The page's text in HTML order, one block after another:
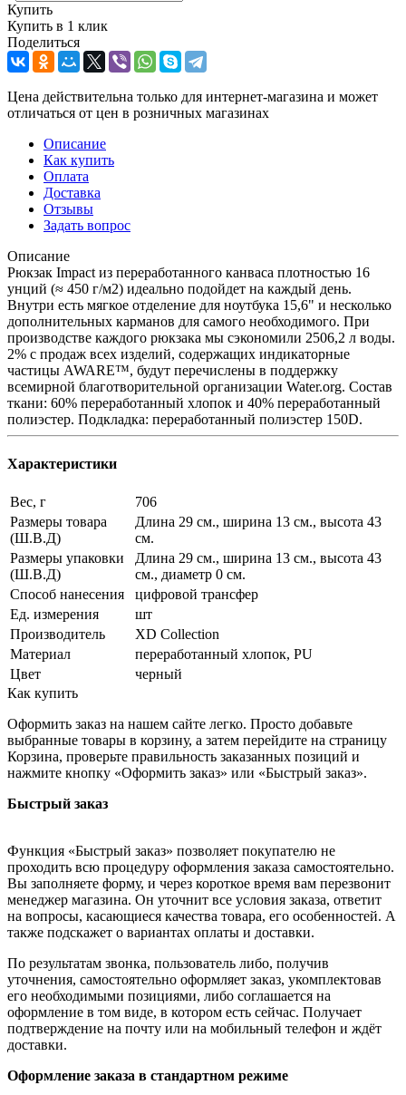
Купить
Купить в 1 клик
Поделиться
Цена действительна только для интернет-магазина и может
отличаться от цен в розничных магазинах
Описание
Как купить
Оплата
Доставка
Отзывы
Задать вопрос
Описание
Рюкзак Impact из переработанного канваса плотностью 16
унций (≈ 450 г/м2) идеально подойдет на каждый день.
Внутри есть мягкое отделение для ноутбука 15,6" и несколько
дополнительных карманов для самого необходимого. При
производстве каждого рюкзака мы сэкономили 2506,2 л воды.
2% с продаж всех изделий, содержащих индикаторные
частицы AWARE™, будут перечислены в поддержку
всемирной благотворительной организации Water.org. Состав
ткани: 60% переработанный хлопок и 40% переработанный
полиэстер. Подкладка: переработанный полиэстер 150D.
Характеристики
Вес, г
706
Размеры товара
(Ш.В.Д)
Длина 29 см., ширина 13 см., высота 43
см.
Размеры упаковки
(Ш.В.Д)
Длина 29 см., ширина 13 см., высота 43
см., диаметр 0 см.
Способ нанесения
цифровой трансфер
Ед. измерения
шт
Производитель
XD Collection
Материал
переработанный хлопок, PU
Цвет
черный
Как купить
Оформить заказ на нашем сайте легко. Просто добавьте
выбранные товары в корзину, а затем перейдите на страницу
Корзина, проверьте правильность заказанных позиций и
нажмите кнопку «Оформить заказ» или «Быстрый заказ».
Быстрый заказ
Функция «Быстрый заказ» позволяет покупателю не
проходить всю процедуру оформления заказа самостоятельно.
Вы заполняете форму, и через короткое время вам перезвонит
менеджер магазина. Он уточнит все условия заказа, ответит
на вопросы, касающиеся качества товара, его особенностей. А
также подскажет о вариантах оплаты и доставки.
По результатам звонка, пользователь либо, получив
уточнения, самостоятельно оформляет заказ, укомплектовав
его необходимыми позициями, либо соглашается на
оформление в том виде, в котором есть сейчас. Получает
подтверждение на почту или на мобильный телефон и ждёт
доставки.
Оформление заказа в стандартном режиме